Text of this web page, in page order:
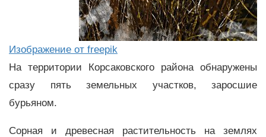
Изображение от freepik
На территории Корсаковского района обнаружены
сразу пять земельных участков, заросшие
бурьяном.
Сорная и древесная растительность на землях